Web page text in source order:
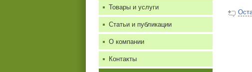
Товары и услуги
Статьи и публикации
О компании
Контакты